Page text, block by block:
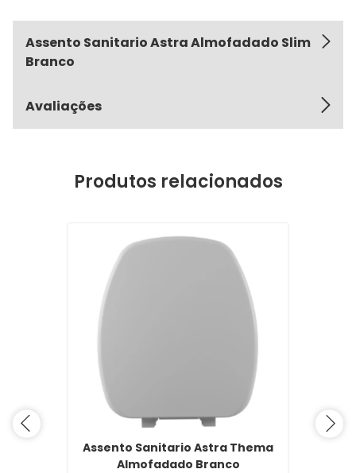
Assento Sanitario Astra Almofadado Slim
Branco
Avaliações
Produtos relacionados
Assento Sanitario Astra Thema
Almofadado Branco